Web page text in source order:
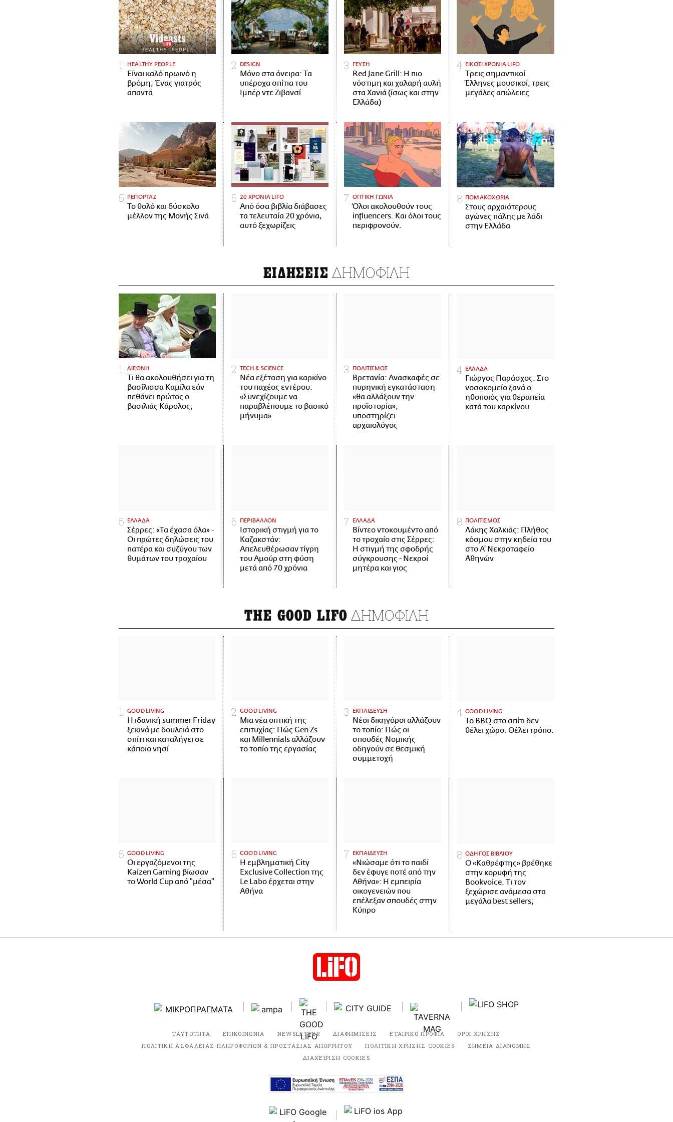
HEALTHY PEOPLE
Είναι καλό πρωινό η
βρόμη; Ένας γιατρός
απαντά
DESIGN
Μόνο στα όνειρα: Τα
υπέροχα σπίτια του
Ιμπέρ ντε Ζιβανσί
ΓΕΥΣΗ
Red Jane Grill: Η πιο
νόστιμη και χαλαρή αυλή
στα Χανιά (ίσως και στην
Ελλάδα)
ΕΙΚΟΣΙ ΧΡΟΝΙΑ LIFO
Tρεις σημαντικοί
Έλληνες μουσικοί, τρεις
μεγάλες απώλειες
ΡΕΠΟΡΤΑΖ
Το θολό και δύσκολο
μέλλον της Μονής Σινά
20 ΧΡΟΝΙΑ LIFO
Από όσα βιβλία διάβασες
τα τελευταία 20 χρόνια,
αυτό ξεχωρίζεις
ΟΠΤΙΚΗ ΓΩΝΙΑ
Όλοι ακολουθούν τους
influencers. Και όλοι τους
περιφρονούν.
ΠΟΜΑΚΟΧΩΡΙΑ
Στους αρχαιότερους
αγώνες πάλης με λάδι
στην Ελλάδα
ΕΙΔΗΣΕΙΣ ΔΗΜΟΦΙΛΗ
ΔΙΕΘΝΗ
Τι θα ακολουθήσει για τη
βασίλισσα Καμίλα εάν
πεθάνει πρώτος ο
βασιλιάς Κάρολος;
ΤECH & SCIENCE
Νέα εξέταση για καρκίνο
του παχέος εντέρου:
«Συνεχίζουμε να
παραβλέπουμε το βασικό
μήνυμα»
ΠΟΛΙΤΙΣΜΟΣ
Βρετανία: Ανασκαφές σε
πυρηνική εγκατάσταση
«θα αλλάξουν την
προϊστορία»,
υποστηρίζει
αρχαιολόγος
ΕΛΛΑΔΑ
Γιώργος Παράσχος: Στο
νοσοκομείο ξανά ο
ηθοποιός για θεραπεία
κατά του καρκίνου
ΕΛΛΑΔΑ
Σέρρες: «Τα έχασα όλα» -
Οι πρώτες δηλώσεις του
πατέρα και συζύγου των
θυμάτων του τροχαίου
ΠΕΡΙΒΑΛΛΟΝ
Ιστορική στιγμή για το
Καζακστάν:
Απελευθέρωσαν τίγρη
του Αμούρ στη φύση
μετά από 70 χρόνια
ΕΛΛΑΔΑ
Βίντεο ντοκουμέντο από
το τροχαίο στις Σέρρες:
Η στιγμή της σφοδρής
σύγκρουσης - Νεκροί
μητέρα και γιος
ΠΟΛΙΤΙΣΜΟΣ
Λάκης Χαλκιάς: Πλήθος
κόσμου στην κηδεία του
στο Α' Νεκροταφείο
Αθηνών
THE GOOD LIFO ΔΗΜΟΦΙΛΗ
GOOD LIVING
Η ιδανική summer Friday
ξεκινά με δουλειά στο
σπίτι και καταλήγει σε
κάποιο νησί
GOOD LIVING
Μια νέα οπτική της
επιτυχίας: Πώς Gen Zs
και Millennials αλλάζουν
το τοπίο της εργασίας
ΕΚΠΑΙΔΕΥΣΗ
Νέοι δικηγόροι αλλάζουν
το τοπίο: Πώς οι
σπουδές Νομικής
οδηγούν σε θεσμική
συμμετοχή
GOOD LIVING
Το BBQ στο σπίτι δεν
θέλει χώρο. Θέλει τρόπο.
GOOD LIVING
Οι εργαζόμενοι της
Kaizen Gaming βίωσαν
το World Cup από "μέσα"
GOOD LIVING
Η εμβληματική City
Exclusive Collection της
Le Labo έρχεται στην
Αθήνα
ΕΚΠΑΙΔΕΥΣΗ
«Νιώσαμε ότι το παιδί
δεν έφυγε ποτέ από την
Αθήνα»: Η εμπειρία
οικογενειών που
επέλεξαν σπουδές στην
Κύπρο
ΟΔΗΓΟΣ ΒΙΒΛΙΟΥ
Ο «Καθρέφτης» βρέθηκε
στην κορυφή της
Bookvoice. Τι τον
ξεχώρισε ανάμεσα στα
μεγάλα best sellers;
ΤΑΥΤΟΤΗΤΑ ΕΠΙΚΟΙΝΩΝΙΑ NEWSLETTER ΔΙΑΦΗΜΙΣΕΙΣ ΕΤΑΙΡΙΚΟ ΠΡΟΦΙΛ
ΟΡΟΙ ΧΡΗΣΗΣ
ΠΟΛΙΤΙΚΗ ΑΣΦΑΛΕΙΑΣ ΠΛΗΡΟΦΟΡΙΩΝ & ΠΡΟΣΤΑΣΙΑΣ ΑΠΟΡΡΗΤΟΥ
ΠΟΛΙΤΙΚΗ ΧΡΗΣΗΣ COOKIES
ΣΗΜΕΙΑ ΔΙΑΝΟΜΗΣ
ΔΙΑΧΕΙΡΙΣΗ COOKIES